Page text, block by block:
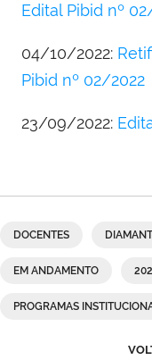
Edital Pibid nº
04/10/2022:
Pibid nº 02/2022
23/09/2022:
DOCENTES
EM ANDAMENTO
PROGRAMAS